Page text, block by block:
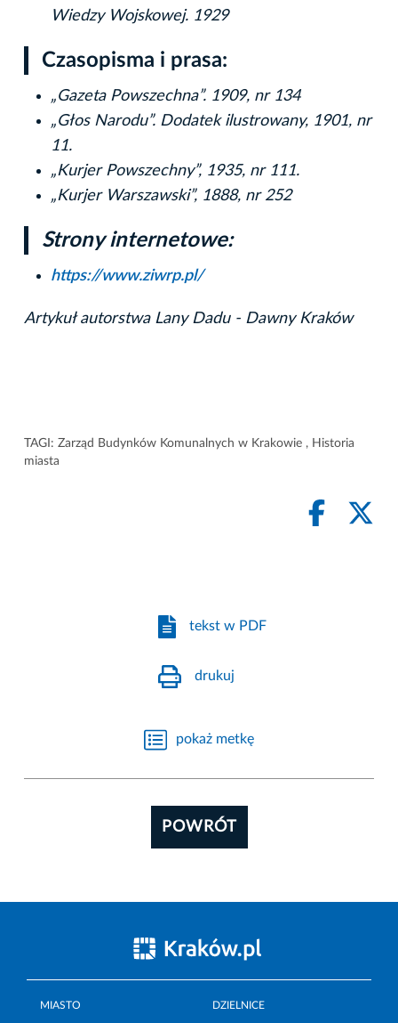
Wiedzy Wojskowej. 1929
Czasopisma i prasa:
„Gazeta Powszechna”. 1909, nr 134
„Głos Narodu”. Dodatek ilustrowany, 1901, nr
11.
„Kurjer Powszechny”, 1935, nr 111.
„Kurjer Warszawski”, 1888, nr 252
Strony internetowe:
https://www.ziwrp.pl/
Artykuł autorstwa Lany Dadu - Dawny Kraków
TAGI: Zarząd Budynków Komunalnych w Krakowie , Historia
miasta
tekst w PDF
drukuj
pokaż metkę
POWRÓT
MIASTO DZIELNICE